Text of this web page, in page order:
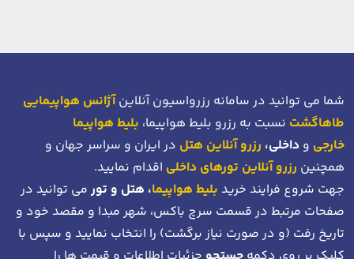
شما می توانید در سامانه رزرواسیون آنلاینآژانس هواپیمایی
طاهاگشت نسبت به رزرو بلیط هواپیما، بلیط هواپیما
خارجی و داخلی، رزرو آنلاین هتل در ایران و سراسر جهان و
همچنین رزرو آنلاین تورهای داخلی اقدام نمایید.
جهت شروع فرایند خرید بلیط هواپیما، هتل و تورمی توانید در
صفحات مرتبط در قسمت سرچ باکس، شهر مبدا و مقصد خود و
تاریخ رفت (و در صورت نیاز برگشت) را انتخاب نمایید و سپس با